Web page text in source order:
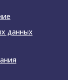
данных